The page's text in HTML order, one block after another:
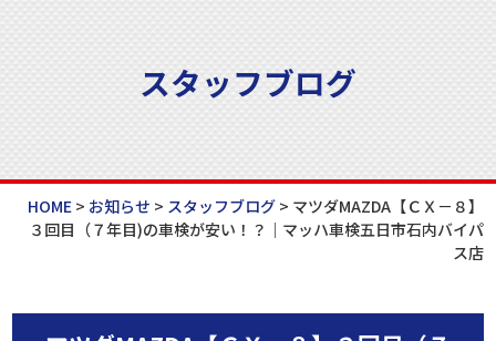
スタッフブログ
HOME> お知らせ > スタッフブログ> マツダMAZDA【ＣＸ－８】
３回目（７年目)の車検が安い！？｜マッハ車検五日市石内バイパ
ス店